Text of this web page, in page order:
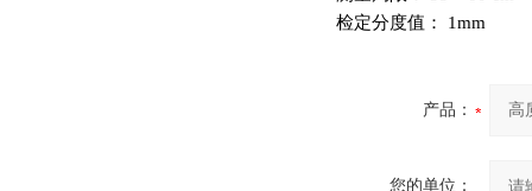
检定分度值： 1mm
产品：
您的单位：